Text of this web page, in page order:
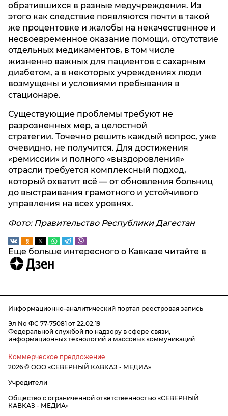
обратившихся в разные медучреждения. Из
этого как следствие появляются почти в такой
же процентовке и жалобы на некачественное и
несвоевременное оказание помощи, отсутствие
отдельных медикаментов, в том числе
жизненно важных для пациентов с сахарным
диабетом, а в некоторых учреждениях люди
возмущены и условиями пребывания в
стационаре.
Существующие проблемы требуют не
разрозненных мер, а целостной
стратегии. Точечно решить каждый вопрос, уже
очевидно, не получится. Для достижения
«ремиссии» и полного «выздоровления»
отрасли требуется комплексный подход,
который охватит всё — от обновления больниц
до выстраивания грамотного и устойчивого
управления на всех уровнях.
Фото: Правительство Республики Дагестан
Еще больше интересного о Кавказе читайте в
Информационно-аналитический портал реестровая запись
Эл No ФС 77-75081 от 22.02.19
Федеральной службой по надзору в сфере связи,
информационных технологий и массовых коммуникаций
Коммерческое предложение
2026 © ООО «СЕВЕРНЫЙ КАВКАЗ - МЕДИА»
Учредители
Общество с ограниченной ответственностью «СЕВЕРНЫЙ
КАВКАЗ - МЕДИА»